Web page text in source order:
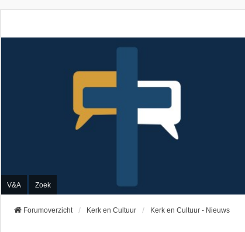
V&A Zoek
Forumoverzicht Kerk en Cultuur Kerk en Cultuur - Nieuws